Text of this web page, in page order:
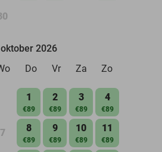
oktober 2026
Do Vr Za Zo
1
€89
2
€89
3
€89
4
€89
7 8
€89
9
€89
10
€89
11
€89